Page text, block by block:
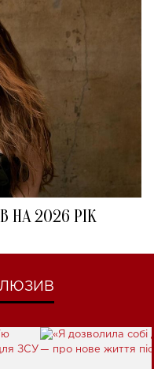
НА 2026 РІК